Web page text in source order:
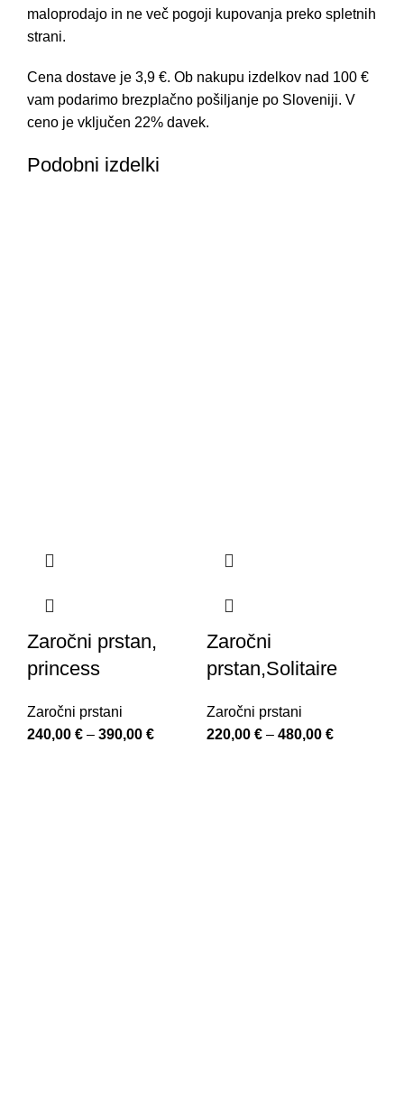
maloprodajo in ne več pogoji kupovanja preko spletnih
strani.
Cena dostave je 3,9 €. Ob nakupu izdelkov nad 100 €
vam podarimo brezplačno pošiljanje po Sloveniji. V
ceno je vključen 22% davek.
Podobni izdelki
Zaročni prstan,
princess
Zaročni prstani
240,00 € – 390,00 € Cenovni
Zaročni
prstan,Solitaire
Zaročni prstani
220,00 € – 480,00 €